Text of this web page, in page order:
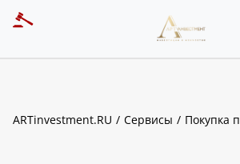
ARTinvestment.RU Сервисы Покупка